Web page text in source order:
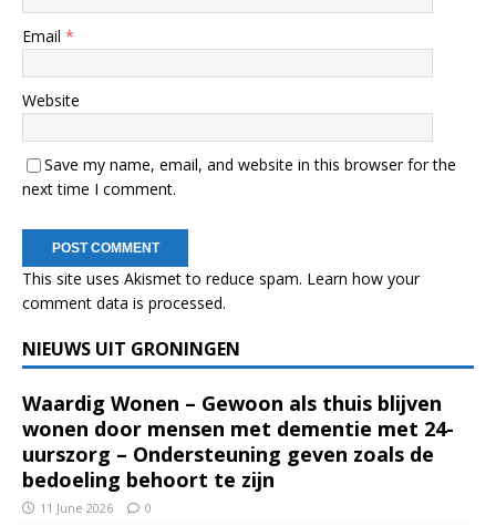
Email *
Website
Save my name, email, and website in this browser for the
next time I comment.
This site uses Akismet to reduce spam. Learn how your
comment data is processed.
NIEUWS UIT GRONINGEN
Waardig Wonen – Gewoon als thuis blijven
wonen door mensen met dementie met 24-
uurszorg – Ondersteuning geven zoals de
bedoeling behoort te zijn
11 June 2026 0